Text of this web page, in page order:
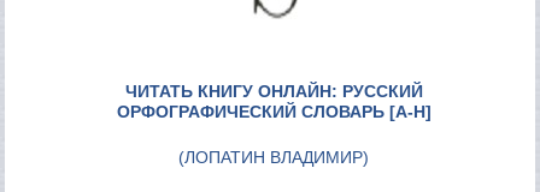
ЧИТАТЬ КНИГУ ОНЛАЙН: РУССКИЙ
ОРФОГРАФИЧЕСКИЙ СЛОВАРЬ [А-Н]
(ЛОПАТИН ВЛАДИМИР)